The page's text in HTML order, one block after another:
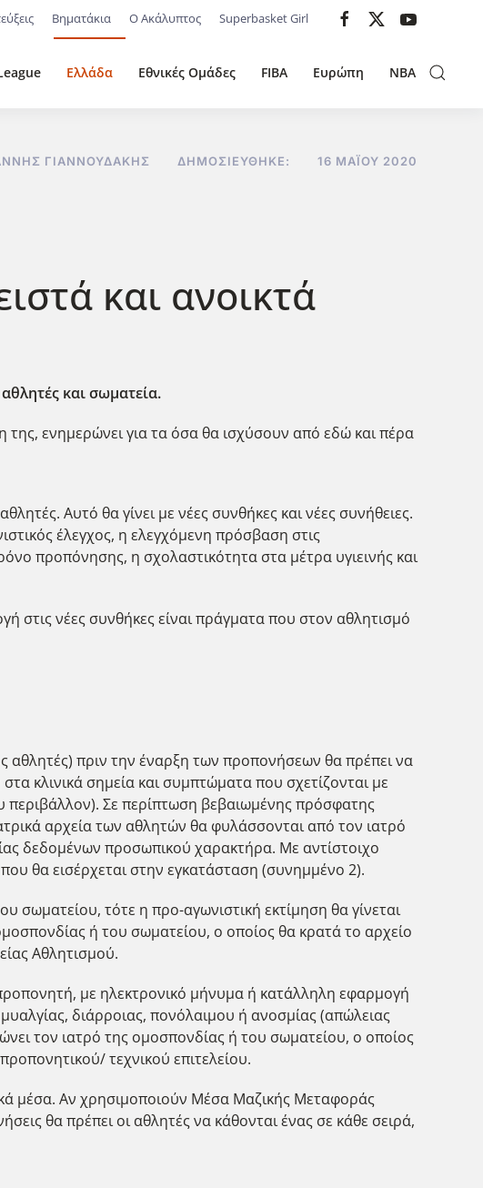
Βηματάκια Ο Ακάλυπτος Superbasket Girl
Ελλάδα Εθνικές Ομάδες FIBA Ευρώπη NBA
ΓΙΑΝΝΟΥΔΆΚΗΣ ΔΗΜΟΣΙΕΎΘΗΚΕ: 16 ΜΑΪ́ΟΥ 2020
και ανοικτά
και σωματεία.
της, ενημερώνει για τα όσα θα ισχύσουν από εδώ και πέρα
Αυτό θα γίνει με νέες συνθήκες και νέες συνήθειες.
έλεγχος, η ελεγχόμενη πρόσβαση στις
προπόνησης, η σχολαστικότητα στα μέτρα υγιεινής και
στις νέες συνθήκες είναι πράγματα που στον αθλητισμό
αθλητές) πριν την έναρξη των προπονήσεων θα πρέπει να
κλινικά σημεία και συμπτώματα που σχετίζονται με
περιβάλλον). Σε περίπτωση βεβαιωμένης πρόσφατης
αρχεία των αθλητών θα φυλάσσονται από τον ιατρό
δεδομένων προσωπικού χαρακτήρα. Με αντίστοιχο
θα εισέρχεται στην εγκατάσταση (συνημμένο 2).
σωματείου, τότε η προ-αγωνιστική εκτίμηση θα γίνεται
ή του σωματείου, ο οποίος θα κρατά το αρχείο
Αθλητισμού.
με ηλεκτρονικό μήνυμα ή κατάλληλη εφαρμογή
διάρροιας, πονόλαιμου ή ανοσμίας (απώλειας
τον ιατρό της ομοσπονδίας ή του σωματείου, ο οποίος
τεχνικού επιτελείου.
μέσα. Αν χρησιμοποιούν Μέσα Μαζικής Μεταφοράς
θα πρέπει οι αθλητές να κάθονται ένας σε κάθε σειρά,